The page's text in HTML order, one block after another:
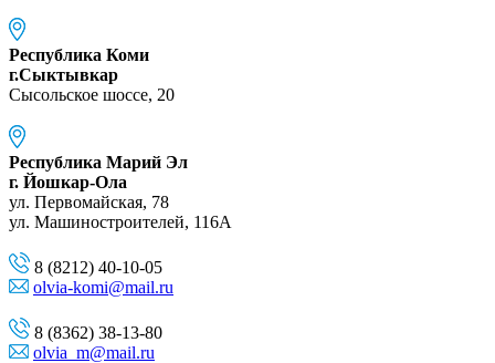
Республика Коми
г.Сыктывкар
Сысольское шоссе, 20
Республика Марий Эл
г. Йошкар-Ола
ул. Первомайская, 78
ул. Машиностроителей, 116A
8 (8212) 40-10-05
olvia-komi@mail.ru
8 (8362) 38-13-80
olvia_m@mail.ru